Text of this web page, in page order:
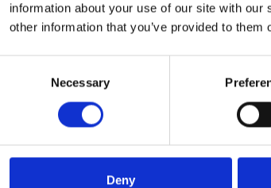
information about your use of our site with
other information that you’ve provided to
Necessary
Deny
deze schitterende Scania trekker
Harbour Rental & Services gaat
vervuilde stookolie en afvalwater.
Wij wensen HRS veel veilige